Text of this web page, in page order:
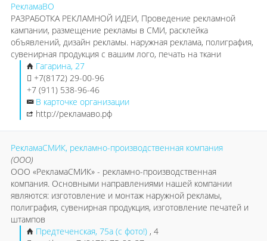
РекламаВО
РАЗРАБОТКА РЕКЛАМНОЙ ИДЕИ, Проведение рекламной
кампании, размещение рекламы в СМИ, расклейка
объявлений, дизайн рекламы. наружная реклама, полиграфия,
сувенирная продукция с вашим лого, печать на ткани
Гагарина, 27
+7(8172) 29-00-96
+7 (911) 538-96-46
В карточке организации
http://рекламаво.рф
РекламаСМИК, рекламно-производственная компания
(ООО)
ООО «РекламаСМИК» - рекламно-производственная
компания. Основными направлениями нашей компании
являются: изготовление и монтаж наружной рекламы,
полиграфия, сувенирная продукция, изготовление печатей и
штампов
Предтеченская, 75а (с фото!) , 4